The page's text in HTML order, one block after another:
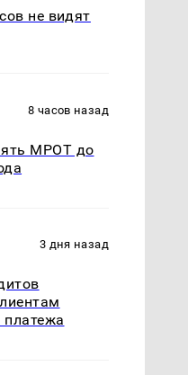
не видят
8 часов назад
МРОТ до
3 дня назад
платежа